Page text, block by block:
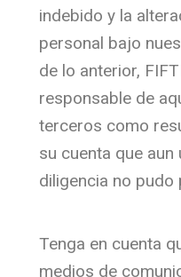
indebido y la
personal bajo
de lo anterior,
responsable de
terceros como
su cuenta que
diligencia no pudo
Tenga en cuenta
medios de